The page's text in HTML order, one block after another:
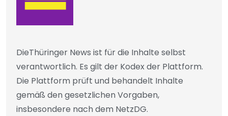
DieThüringer News ist für die Inhalte selbst
verantwortlich. Es gilt der Kodex der Plattform.
Die Plattform prüft und behandelt Inhalte
gemäß den gesetzlichen Vorgaben,
insbesondere nach dem NetzDG.